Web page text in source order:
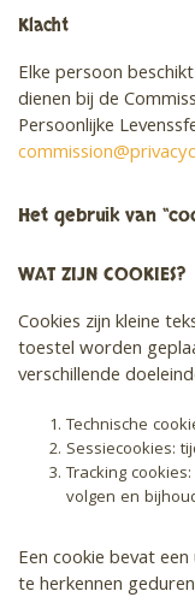
Klacht
Elke persoon
dienen bij de
Persoonlijke
Het gebruik van
WAT ZIJN COOKIES?
Cookies zijn kleine
toestel worden
verschillende
Technische
Sessiecookies:
Tracking
volgen en
Een cookie bevat
te herkennen